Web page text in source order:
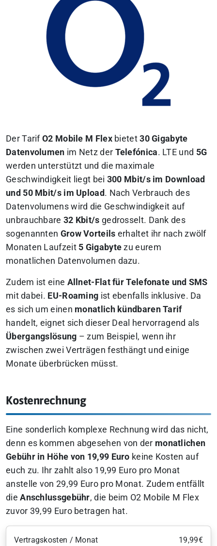
Der Tarif O2 Mobile M Flexbietet30 Gigabyte
Datenvolumen im Netz der Telefónica. LTE und 5G
werden unterstützt und die maximale
Geschwindigkeit liegt bei 300 Mbit/s im Download
und 50 Mbit/s im Upload . Nach Verbrauch des
Datenvolumens wird die Geschwindigkeit auf
unbrauchbare 32 Kbit/s gedrosselt. Dank des
sogenannten Grow Vorteils erhaltet ihr nach zwölf
Monaten Laufzeit 5 Gigabyte zu eurem
monatlichen Datenvolumen dazu.
Zudem ist eine Allnet-Flat für Telefonate und SMS
mit dabei. EU-Roaming ist ebenfalls inklusive. Da
es sich um einen monatlich kündbaren Tarif
handelt, eignet sich dieser Deal hervorragend als
Übergangslösung – zum Beispiel, wenn ihr
zwischen zwei Verträgen festhängt und einige
Monate überbrücken müsst.
Kostenrechnung
Eine sonderlich komplexe Rechnung wird das nicht,
denn es kommen abgesehen von der monatlichen
Gebühr in Höhe von 19,99 Euro keine Kosten auf
euch zu. Ihr zahlt also 19,99 Euro pro Monat
anstelle von 29,99 Euro pro Monat. Zudem entfällt
dieAnschlussgebühr, die beim O2 Mobile M Flex
zuvor 39,99 Euro betragen hat.
Vertragskosten / Monat 19,99€